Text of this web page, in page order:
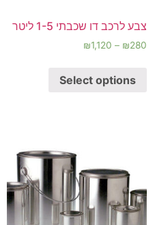
צבע לרכב דו שכבתי 1-5 ליטר
₪280
–
₪1,120
Select options